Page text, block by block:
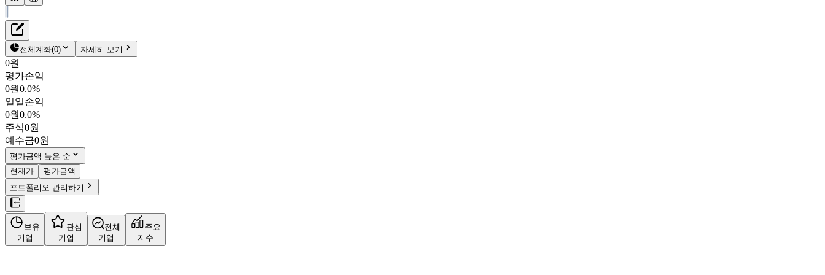
NXP 세미콘덕터
$231.15
NXPI
NASDAQ
시가총액
PBR5.26
PER20.28
결산월12월
사업정보
더보기
재무정보
펀더멘탈
밸류에이션
전체계좌(0) 자세히 보기
0원
평가손익
0원0.0%
일일손익
0원0.0%
주식0원
예수금0원
평가금액 높은 순
현재가
평가금액
포트폴리오 관리하기
보유
기업
관심
기업
전체
기업
주요
지수